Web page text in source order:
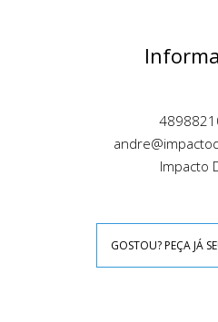
Impacto
GOSTOU? PEÇA JÁ